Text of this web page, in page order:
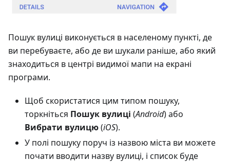
Пошук вулиці виконується в населеному пункті, де
ви перебуваєте, або де ви шукали раніше, або який
знаходиться в центрі видимої мапи на екрані
програми.
Щоб скористатися цим типом пошуку,
торкніться Пошук вулиці (Android) або
Вибрати вулицю(iOS).
У полі пошуку поруч із назвою міста ви можете
почати вводити назву вулиці, і список буде